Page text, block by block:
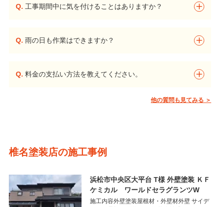
Q. 工事期間中に気を付けることはありますか？
Q. 雨の日も作業はできますか？
Q. 料金の支払い方法を教えてください。
他の質問も見てみる ＞
椎名塗装店の施工事例
浜松市中央区大平台 T様 外壁塗装 ＫＦ
ケミカル ワールドセラグランツW
施工内容外壁塗装屋根材・外壁材外壁 サイデ